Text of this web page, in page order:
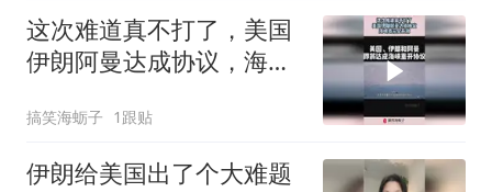
这次难道真不打了，美国
伊朗阿曼达成协议，海峡
搞笑海蛎子 1跟贴
伊朗给美国出了个大难题